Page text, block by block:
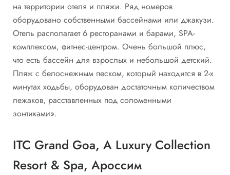
на территории отеля и пляжи. Ряд номеров
оборудовано собственными бассейнами или джакузи.
Отель располагает 6 ресторанами и барами, SPA-
комплексом, фитнес-центром. Очень большой плюс,
что есть бассейн для взрослых и небольшой детский.
Пляж с белоснежным песком, который находится в 2-х
минутах ходьбы, оборудован достаточным количеством
лежаков, расставленных под соломенными
зонтиками».
ITC Grand Goa, A Luxury Collection
Resort & Spa, Ароссим